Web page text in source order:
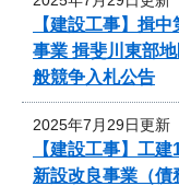
【建設工事】揖
事業 揖斐川東部
般競争入札公告
2025年7月29日更新
【建設工事】工
新設改良事業（